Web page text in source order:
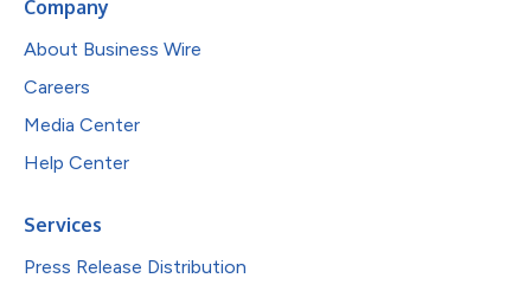
Company
About Business Wire
Careers
Media Center
Help Center
Services
Press Release Distribution